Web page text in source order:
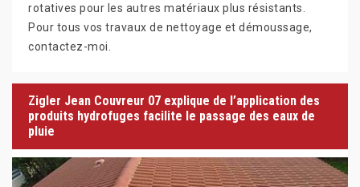
rotatives pour les autres matériaux plus résistants.
Pour tous vos travaux de nettoyage et démoussage,
contactez-moi.
Zigler Jean Couvreur 07 explique de l’application des
produits hydrofuges facilite le passage des eaux de
pluie